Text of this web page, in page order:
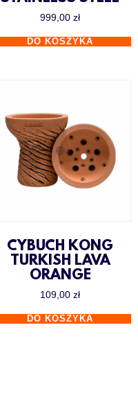
999,00zł
DO KOSZYKA
CYBUCH KONG
TURKISH LAVA
ORANGE
109,00zł
DO KOSZYKA